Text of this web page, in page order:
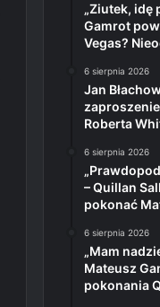
„Ziutek, idę
Gamrot
Vegas?
6 sierpnia 2026
Jan
Roberta
6 sierpnia 2026
– Quillan
pokonać
6 sierpnia 2026
„Mam
Mateusz
pokonania